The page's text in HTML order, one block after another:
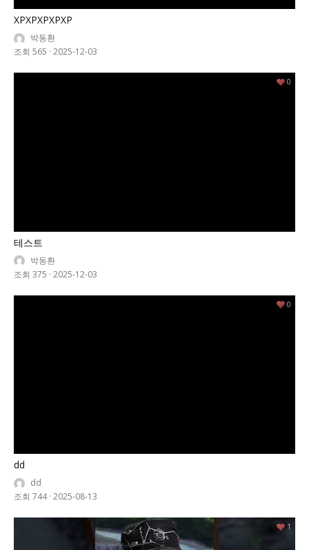
XPXPXPXPXP
박동환
조회 565 · 2025-12-03
테스트
박동환
조회 375 · 2025-12-03
0
dd
dd
조회 744 · 2025-08-13
0
1